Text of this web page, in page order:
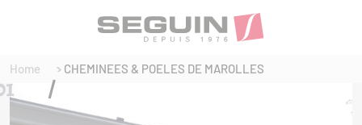
Home CHEMINEES & POELES DE MAROLLES